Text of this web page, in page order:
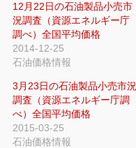
12月22日の石油製品小売市
況調査（資源エネルギー庁
調べ）全国平均価格
2014-12-25
石油価格情報
3月23日の石油製品小売市況
調査（資源エネルギー庁調
べ）全国平均価格
2015-03-25
石油価格情報